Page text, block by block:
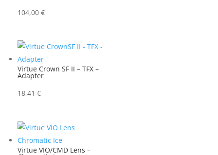
104,00€
Virtue Crown SF II – TFX –
Adapter
18,41€
Virtue VIO/CMD Lens –